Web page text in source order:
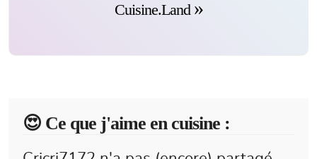
Cuisine.Land
😍️ Ce que j'aime en cuisine :